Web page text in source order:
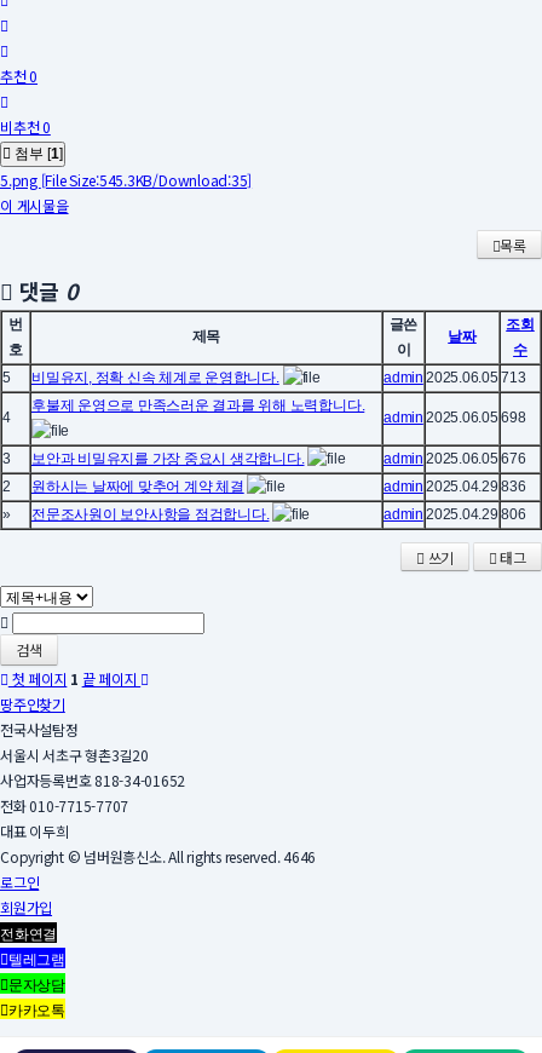
추천 0
비추천 0
첨부 [1]
5.png [File Size:545.3KB/Download:35]
이 게시물을
목록
댓글 0
번
호
제목
글쓴
이
날짜
조회
수
5
비밀유지, 정확 신속 체계로 운영합니다. admin 2025.06.05 713
4
후불제 운영으로 만족스러운 결과를 위해 노력합니다.
admin 2025.06.05 698
3 보안과 비밀유지를 가장 중요시 생각합니다. admin 2025.06.05 676
2
원하시는 날짜에 맞추어 계약 체결 admin 2025.04.29 836
»
전문조사원이 보안사항을 점검합니다. admin 2025.04.29 806
쓰기 태그
검색
첫 페이지 1 끝 페이지
땅주인찾기
전국사설탐정
서울시 서초구 형촌3길20
사업자등록번호 818-34-01652
전화 010-7715-7707
대표 이두희
Copyright © 넘버원흥신소. All rights reserved. 4646
로그인
회원가입
전화연결
텔레그램
문자상담
카카오톡